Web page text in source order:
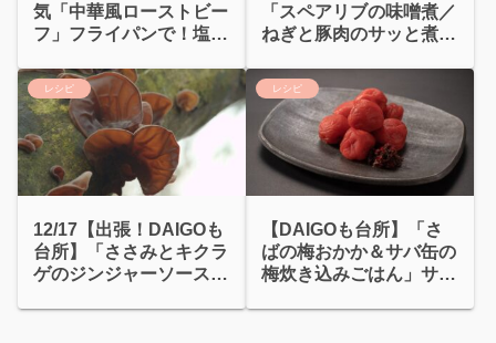
気「中華風ローストビー
フ」フライパンで！塩麹
「スペアリブの味噌煮／
ねぎと豚肉のサッと煮」
レシピ
12/17【出張！DAIGOも
台所】「ささみとキクラ
ゲのジンジャーソース和
レシピ
【DAIGOも台所】「さ
ばの梅おかか＆サバ缶の
梅炊き込みごはん」サバ